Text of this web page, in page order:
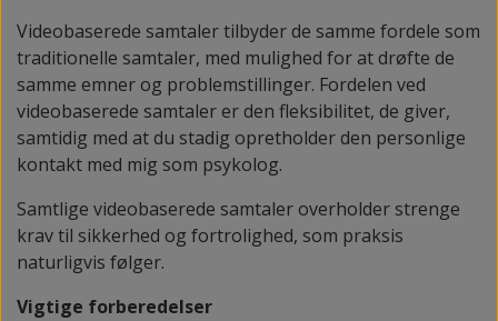
Videobaserede samtaler tilbyder de samme fordele som
traditionelle samtaler, med mulighed for at drøfte de
samme emner og problemstillinger. Fordelen ved
videobaserede samtaler er den fleksibilitet, de giver,
samtidig med at du stadig opretholder den personlige
kontakt med mig som psykolog.
Samtlige videobaserede samtaler overholder strenge
krav til sikkerhed og fortrolighed, som praksis
naturligvis følger.
Vigtige forberedelser